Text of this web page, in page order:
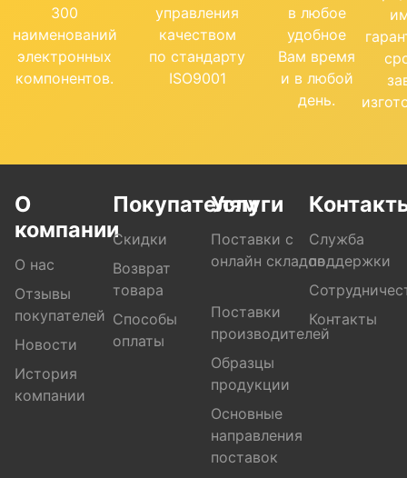
300
наименований
электронных
компонентов.
управления
качеством
по стандарту
ISO9001
в любое
удобное
Вам время
и в любой
день.
О
компании
О нас
Отзывы
покупателей
Новости
История
компании
Покупателям
Скидки
Возврат
товара
Способы
оплаты
Услуги
Поставки с
онлайн складов
Поставки
производителей
Образцы
продукции
Основные
направления
поставок
Служба
поддержки
Контакты